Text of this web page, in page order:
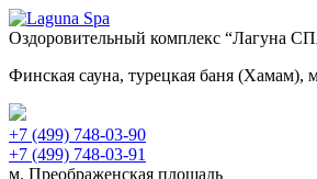
Оздоровительный комплекс “Лагуна
Финская сауна, турецкая баня (Хамам),
+7 (499) 748-03-90
+7 (499) 748-03-91
м. Преображенская площадь